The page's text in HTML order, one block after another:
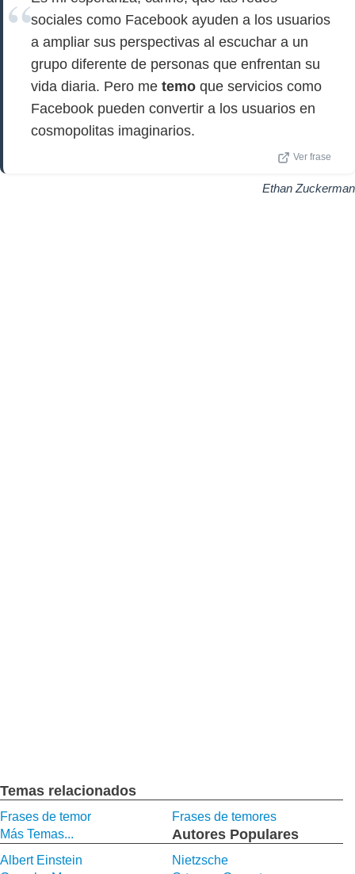
sociales como Facebook ayuden a los usuarios
a ampliar sus perspectivas al escuchar a un
grupo diferente de personas que enfrentan su
vida diaria. Pero me temo que servicios como
Facebook pueden convertir a los usuarios en
cosmopolitas imaginarios.
Ver frase
Ethan Zuckerman
Temas relacionados
Frases de temor
Frases de temores
Más Temas...
Autores Populares
Albert Einstein
Nietzsche